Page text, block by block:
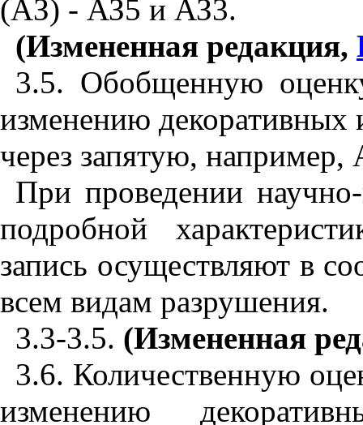
(AЗ) - АЗ5 и АЗ3.
(Измененная редакция,
3.5. Обобщенную
изменению декоративных
через запятую,
При проведении
подробной
запись осуществляют в
всем видам разрушения.
3.3-3.5. (Измененная
3.6. Количественную
изменению